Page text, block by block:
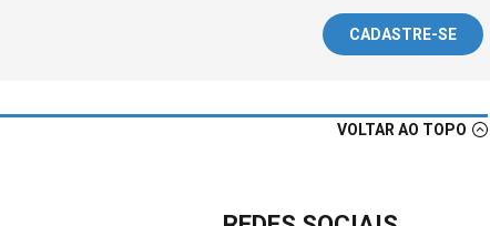
CADASTRE-SE
VOLTAR AO TOPO